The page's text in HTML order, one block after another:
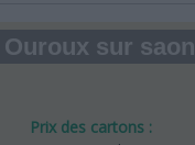
sur
Prix des cartons :